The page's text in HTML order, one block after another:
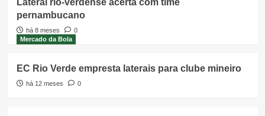
Lateral rio-verdense acerta com time
pernambucano
há 8 meses
0
Mercado da Bola
EC Rio Verde empresta laterais para clube mineiro
há 12 meses 0